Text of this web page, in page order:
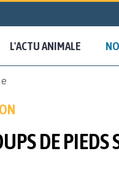
L'ACTU ANIMALE
DE PIEDS